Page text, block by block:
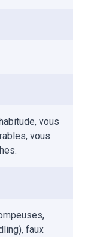
vous
vous
faux